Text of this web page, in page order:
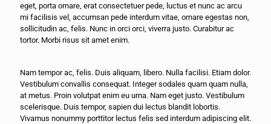
eget, porta ornare, erat consectetuer pede, luctus et nunc ac arcu
mi facilisis vel, accumsan pede interdum vitae, ornare egestas non,
sollicitudin ac, felis. Nunc in orci orci, viverra justo. Curabitur ac
tortor. Morbi risus sit amet enim.
Nam tempor ac, felis. Duis aliquam, libero. Nulla facilisi. Etiam dolor.
Vestibulum convallis consequat. Integer sodales quam quam nulla,
at metus. Proin volutpat enim eu urna. Nam eget justo. Vestibulum
scelerisque. Duis tempor, sapien dui lectus blandit lobortis.
Vivamus nonummy porttitor lectus felis sed interdum adipiscing elit.